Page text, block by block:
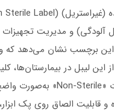
لیبل در بیمارستان‌ها،
الصاق روی پک